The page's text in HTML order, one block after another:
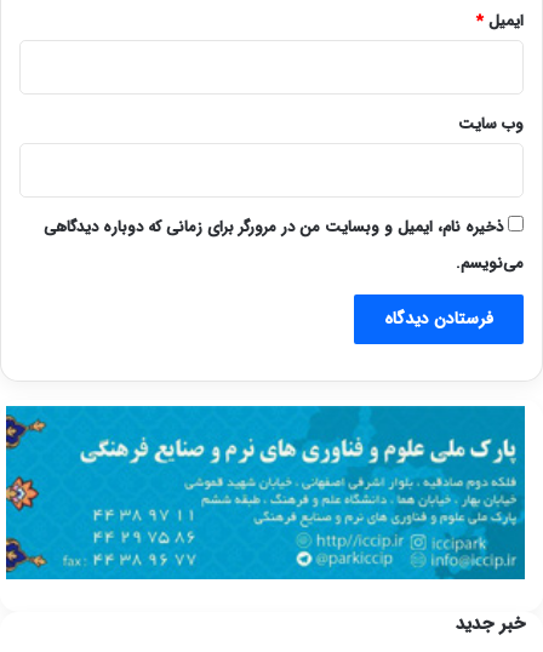
ایمیل*
وب‌ سایت
ذخیره نام، ایمیل و وبسایت من در مرورگر برای زمانی که دوباره دیدگاهی
می‌نویسم.
خبر جدید